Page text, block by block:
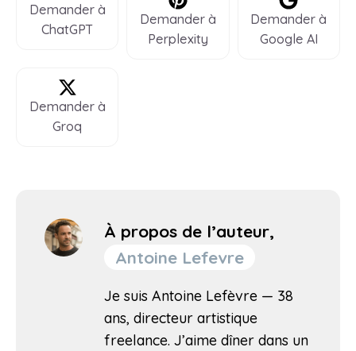
Demander à
ChatGPT
Demander à
Perplexity
Demander à
Google AI
Demander à
Groq
À propos de l’auteur,
Antoine Lefevre
Je suis Antoine Lefèvre — 38
ans, directeur artistique
freelance. J’aime dîner dans un